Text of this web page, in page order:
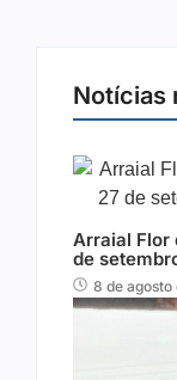
Notícias
Arraial Flor
de
8 de agosto